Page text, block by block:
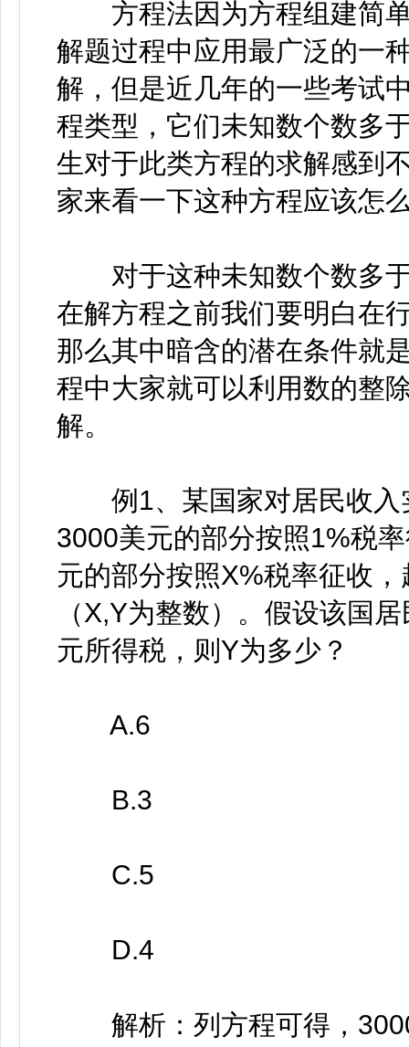
方程法因为方程组建简单
解题过程中应用最广泛的一
解，但是近几年的一些考试
程类型，它们未知数个数多
生对于此类方程的求解感到
家来看一下这种方程应该怎
对于这种未知数个数多于
在解方程之前我们要明白在
那么其中暗含的潜在条件就
程中大家就可以利用数的整
解。
例1、某国家对居民收入
3000美元的部分按照1%税
元的部分按照X%税率征收
（X,Y为整数）。假设该国
元所得税，则Y为多少？
A.6
B.3
C.5
D.4
解析：列方程可得，